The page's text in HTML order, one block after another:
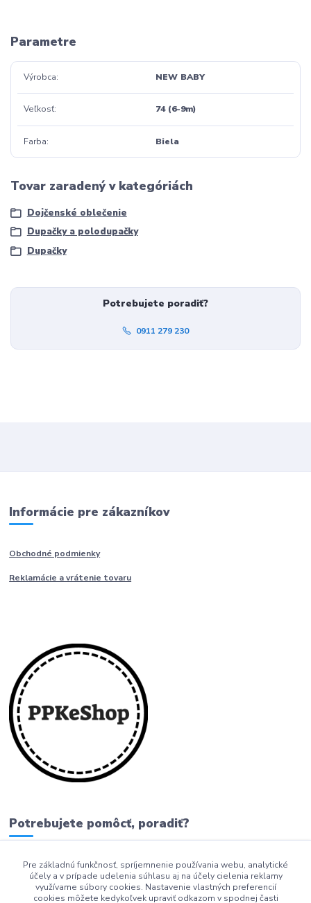
Parametre
Výrobca NEW BABY
Veľkosť 74 (6-9m)
Farba Biela
Tovar zaradený v kategóriách
Dojčenské oblečenie
Dupačky a polodupačky
Dupačky
Potrebujete poradiť?
0911 279 230
Informácie pre zákazníkov
Obchodné podmienky
Reklamácie a vrátenie tovaru
Potrebujete pomôcť, poradiť?
0911 279 230
info@ppkeshop.sk
Pre základnú funkčnosť, spríjemnenie používania webu, analytické
účely a v prípade udelenia súhlasu aj na účely cielenia reklamy
využívame súbory cookies. Nastavenie vlastných preferencií
cookies môžete kedykoľvek upraviť odkazom v spodnej časti